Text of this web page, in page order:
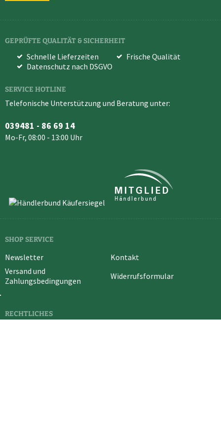
GEPRÜFTE QUALITÄT & SICHERHEIT
Schnelle Lieferzeiten
Frische Qualität
Datenschutz nach DSGVO
SERVICE HOTLINE
Telefonische Unterstützung und Beratung unter:
039481 - 86 69 14
Mo-Fr, 08:00 - 13:00 Uhr
SHOP SERVICE
Newsletter
Kontakt
Versand und
Zahlungsbedingungen
Widerrufsformular
RECHTLICHES